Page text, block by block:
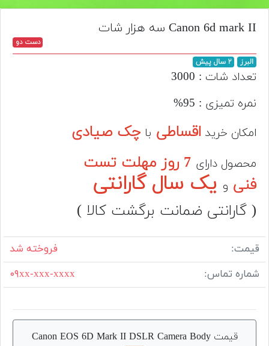
تجهیزات
مکث
افزودن
دست
دوم
لیست
دوربین
بله
Canon 6d mark II سه هزار شات
دست دو
البرز ۲ سال پیش
تعداد شات : 3000
نمره تمیزی : 95%
امکان خرید اقساطی با چک صیادی
محصول دارای
7 روز مهلت تست
فنی و یک سال گارانتی
( گارانتی ضمانت برگشت کالا )
قیمت:
فروخته شد
شماره تماس:
۰۹xx-xxx-xxxx
قیمت Canon EOS 6D Mark II DSLR Camera Body